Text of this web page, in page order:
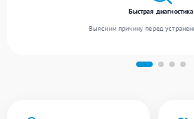
Быстрая диагностика
Выясним причину перед